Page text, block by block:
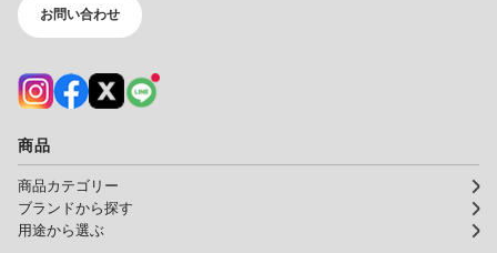
お問い合わせ
商品
商品カテゴリー
ブランドから探す
用途から選ぶ